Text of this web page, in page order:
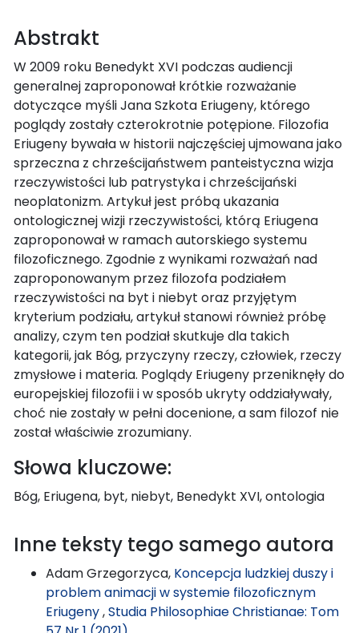
Abstrakt
W 2009 roku Benedykt XVI podczas audiencji
generalnej zaproponował krótkie rozważanie
dotyczące myśli Jana Szkota Eriugeny, którego
poglądy zostały czterokrotnie potępione. Filozofia
Eriugeny bywała w historii najczęściej ujmowana jako
sprzeczna z chrześcijaństwem panteistyczna wizja
rzeczywistości lub patrystyka i chrześcijański
neoplatonizm. Artykuł jest próbą ukazania
ontologicznej wizji rzeczywistości, którą Eriugena
zaproponował w ramach autorskiego systemu
filozoficznego. Zgodnie z wynikami rozważań nad
zaproponowanym przez filozofa podziałem
rzeczywistości na byt i niebyt oraz przyjętym
kryterium podziału, artykuł stanowi również próbę
analizy, czym ten podział skutkuje dla takich
kategorii, jak Bóg, przyczyny rzeczy, człowiek, rzeczy
zmysłowe i materia. Poglądy Eriugeny przeniknęły do
europejskiej filozofii i w sposób ukryty oddziaływały,
choć nie zostały w pełni docenione, a sam filozof nie
został właściwie zrozumiany.
Słowa kluczowe:
Bóg, Eriugena, byt, niebyt, Benedykt XVI, ontologia
Inne teksty tego samego autora
Adam Grzegorzyca, Koncepcja ludzkiej duszy i
problem animacji w systemie filozoficznym
Eriugeny,Studia Philosophiae Christianae: Tom